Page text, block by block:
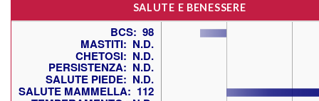
SALUTE E BENESSERE